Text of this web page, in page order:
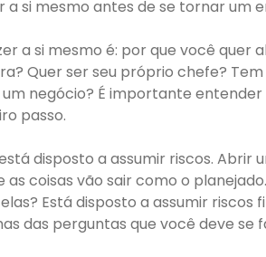
a si mesmo antes de se tornar um
a si mesmo é: por que você quer
Quer ser seu próprio chefe?
negócio? É importante
passo.
disposto a assumir riscos. Abrir
coisas vão sair como o
Está disposto a assumir riscos
das perguntas que você deve se